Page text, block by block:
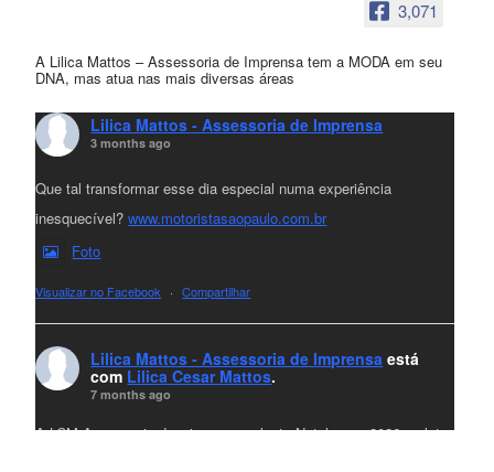
3,071
A Lilica Mattos – Assessoria de Imprensa tem a MODA em seu
DNA, mas atua nas mais diversas áreas
Lilica Mattos - Assessoria de Imprensa
3 months ago
Que tal transformar esse dia especial numa experiência
inesquecível?www.motoristasaopaulo.com.br
Foto
Visualizar no Facebook · Compartilhar
Lilica Mattos - Assessoria de Imprensa está
com Lilica Cesar Mattos.
7 months ago
A LCM Assessoria deseja um excelente Natal e um 2026 repleto